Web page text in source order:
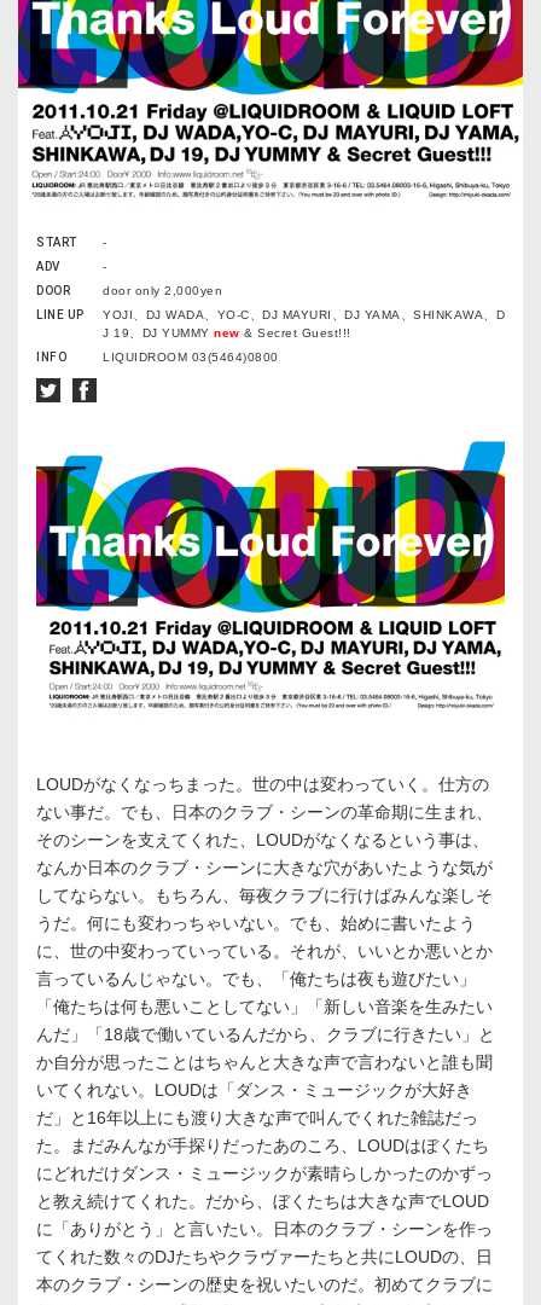
START
-
ADV
-
DOOR
door only 2,000yen
LINE UP
YOJI、DJ WADA、YO-C、DJ MAYURI、DJ YAMA、SHINKAWA、D
J 19、DJ YUMMY new & Secret Guest!!!
INFO
LIQUIDROOM 03(5464)0800
LOUDがなくなっちまった。世の中は変わっていく。仕方の
ない事だ。でも、日本のクラブ・シーンの革命期に生まれ、
そのシーンを支えてくれた、LOUDがなくなるという事は、
なんか日本のクラブ・シーンに大きな穴があいたような気が
してならない。もちろん、毎夜クラブに行けばみんな楽しそ
うだ。何にも変わっちゃいない。でも、始めに書いたよう
に、世の中変わっていっている。それが、いいとか悪いとか
言っているんじゃない。でも、「俺たちは夜も遊びたい」
「俺たちは何も悪いことしてない」「新しい音楽を生みたい
んだ」「18歳で働いているんだから、クラブに行きたい」と
か自分が思ったことはちゃんと大きな声で言わないと誰も聞
いてくれない。LOUDは「ダンス・ミュージックが大好き
だ」と16年以上にも渡り大きな声で叫んでくれた雑誌だっ
た。まだみんなが手探りだったあのころ、LOUDはぼくたち
にどれだけダンス・ミュージックが素晴らしかったのかずっ
と教え続けてくれた。だから、ぼくたちは大きな声でLOUD
に「ありがとう」と言いたい。日本のクラブ・シーンを作っ
てくれた数々のDJたちやクラヴァーたちと共にLOUDの、日
本のクラブ・シーンの歴史を祝いたいのだ。初めてクラブに